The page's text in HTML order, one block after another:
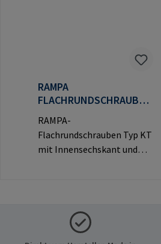
RAMPA
FLACHRUNDSCHRAUBEN
RAMPA-
Flachrundschrauben Typ KT
mit Innensechskant und
& Co. KG Auf der Heide 8
21514 Büchen Deutschland